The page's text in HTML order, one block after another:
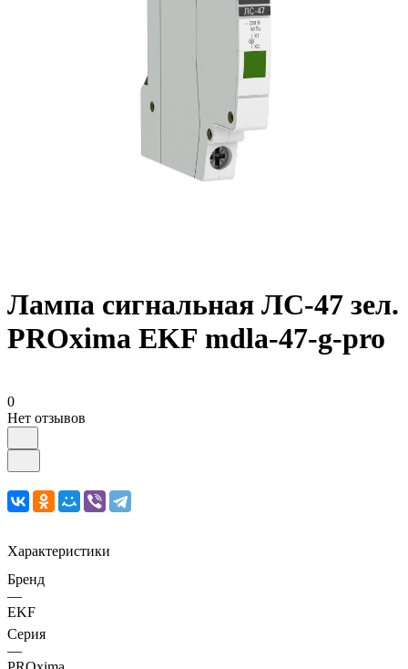
Лампа сигнальная ЛС-47 зел.
PROxima EKF mdla-47-g-pro
0
Нет отзывов
Характеристики
Бренд
—
EKF
Серия
—